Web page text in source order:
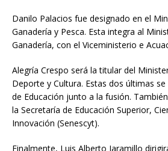
Danilo Palacios fue designado en el
Ganadería y Pesca. Esta integra al
Ganadería, con el Viceministerio e
Alegría Crespo será la titular del
Deporte y Cultura. Estas dos últimas
de Educación junto a la fusión.
la Secretaría de Educación Superior,
Innovación (Senescyt).
Finalmente, Luis Alberto Jaramillo